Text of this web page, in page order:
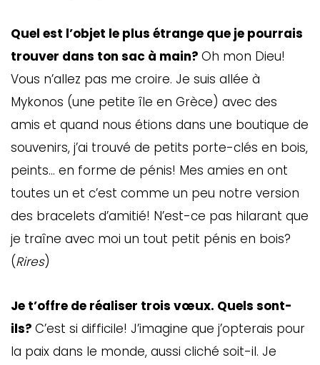
Quel est l’objet le plus étrange que je pourrais
trouver dans ton sac à main? Oh mon Dieu!
Vous n’allez pas me croire. Je suis allée à
Mykonos (une petite île en Grèce) avec des
amis et quand nous étions dans une boutique de
souvenirs, j’ai trouvé de petits porte-clés en bois,
peints… en forme de pénis! Mes amies en ont
toutes un et c’est comme un peu notre version
des bracelets d’amitié! N’est-ce pas hilarant que
je traîne avec moi un tout petit pénis en bois?
(Rires)
Je t’offre de réaliser trois vœux. Quels sont-
ils? C’est si difficile! J’imagine que j’opterais pour
la paix dans le monde, aussi cliché soit-il. Je